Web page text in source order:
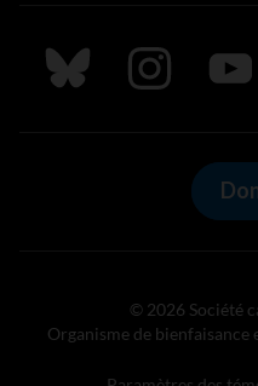
Suivez nous sur
Suivez nous
© 2026 Société
Organisme de bienfaisance